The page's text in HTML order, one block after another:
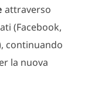
attraverso
(Facebook,
continuando
la nuova